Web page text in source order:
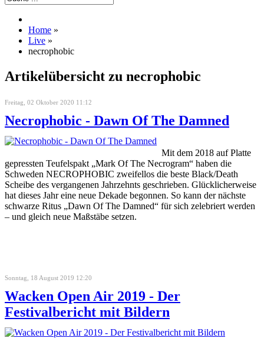
Home »
Live »
necrophobic
Artikelübersicht zu necrophobic
Freitag, 02 Oktober 2020 11:12
Necrophobic - Dawn Of The Damned
Mit dem 2018 auf Platte
gepressten Teufelspakt „Mark Of The Necrogram“ haben die
Schweden NECROPHOBIC zweifellos die beste Black/Death
Scheibe des vergangenen Jahrzehnts geschrieben. Glücklicherweise
hat dieses Jahr eine neue Dekade begonnen. So kann der nächste
schwarze Ritus „Dawn Of The Damned“ für sich zelebriert werden
– und gleich neue Maßstäbe setzen.
Sonntag, 18 August 2019 12:20
Wacken Open Air 2019 - Der
Festivalbericht mit Bildern